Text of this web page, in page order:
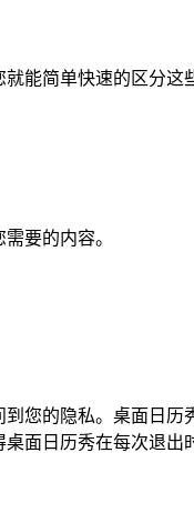
能简单快速的区分这
要的内容。
您的隐私。桌面日历
面日历秀在每次退出